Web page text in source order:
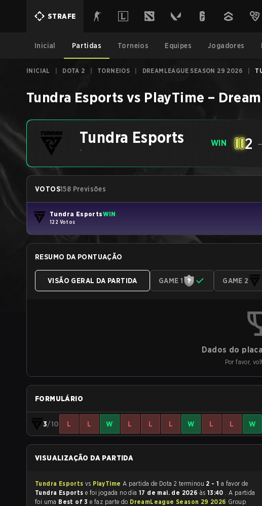
STRAFE
Inicial Partidas Torneios Equipes Jogadores
INICIAL DOTA 2 TORNEIOS DREAMLEAGUE SEASON 29 2026
Tundra Esports vs PlayTime –
Tundra Esports
-
WIN 2 -
VOTOS158 Previsões
Tundra EsportsWIN
122 Votos
RESUMO DA PONTUAÇÃO
VISÃO GERAL DA PARTIDA GAME 1 GAME 2
Dados do
Por favor,
FORMULÁRIO
3/10 L L W L L L W L L W
VISUALIZAÇÃO DA PARTIDA
Tundra Esports vs PlayTime A partida de Dota 2 terminou 2 - 1 a favor de
Tundra Esports
e foi jogada no dia 17 de mai. de 2026 às 13:40 . A partida
foi uma Best of 3e faz parte do DreamLeague Season 29 2026 Group